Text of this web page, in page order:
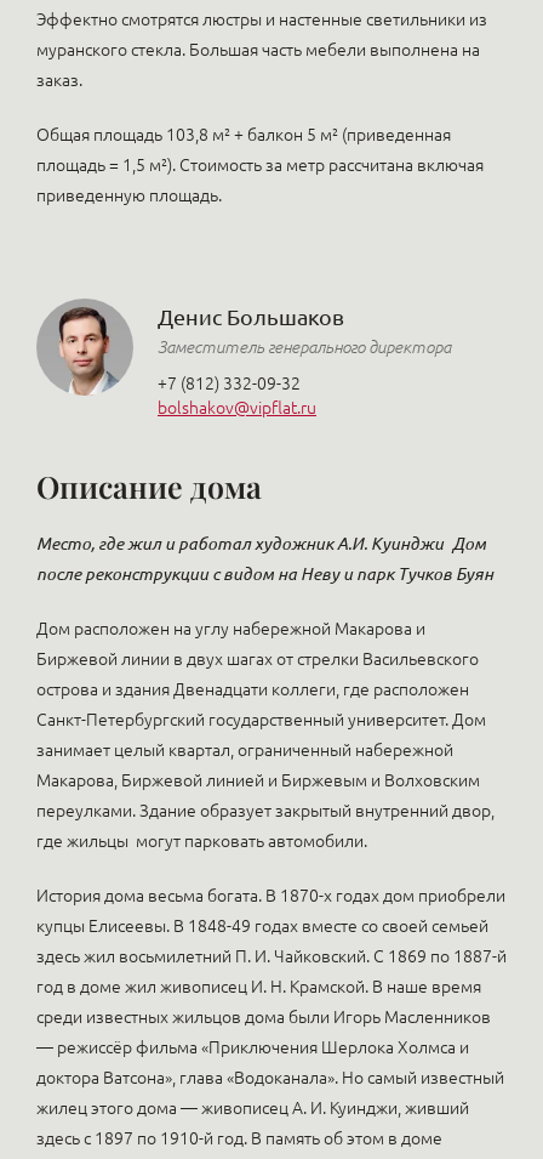
Эффектно смотрятся люстры и настенные светильники из
муранского стекла. Большая часть мебели выполнена на
заказ.
Общая площадь 103,8 м² + балкон 5 м² (приведенная
площадь = 1,5 м²). Стоимость за метр рассчитана включая
приведенную площадь.
Денис Большаков
Заместитель генерального директора
+7 (812) 332-09-32
bolshakov@vipflat.ru
Описание дома
Место, где жил и работал художник А.И. Куинджи Дом
после реконструкции с видом на Неву и парк Тучков Буян
Дом расположен на углу набережной Макарова и
Биржевой линии в двух шагах от стрелки Васильевского
острова и здания Двенадцати коллеги, где расположен
Санкт-Петербургский государственный университет. Дом
занимает целый квартал, ограниченный набережной
Макарова, Биржевой линией и Биржевым и Волховским
переулками. Здание образует закрытый внутренний двор,
где жильцы могут парковать автомобили.
История дома весьма богата. В 1870-х годах дом приобрели
купцы Елисеевы. В 1848-49 годах вместе со своей семьей
здесь жил восьмилетний П. И. Чайковский. С 1869 по 1887-й
год в доме жил живописец И. Н. Крамской. В наше время
среди известных жильцов дома были Игорь Масленников
— режиссёр фильма «Приключения Шерлока Холмса и
доктора Ватсона», глава «Водоканала». Но самый известный
жилец этого дома — живописец А. И. Куинджи, живший
здесь с 1897 по 1910-й год. В память об этом в доме